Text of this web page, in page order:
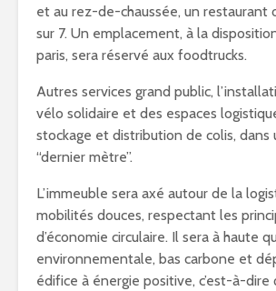
et au rez-de-chaussée, un restaurant
sur 7. Un emplacement, à la
paris, sera réservé aux foodtrucks.
Autres services grand public,
vélo solidaire et des espaces
stockage et distribution de colis, dans
“dernier mètre”.
L’immeuble sera axé autour de la
mobilités douces, respectant les
d’économie circulaire. Il sera à haute
environnementale, bas carbone et
édifice à énergie positive, c’est-à-dire